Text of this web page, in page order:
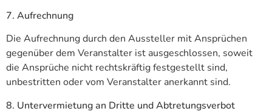
7. Aufrechnung
Die Aufrechnung durch den Aussteller mit Ansprüchen
gegenüber dem Veranstalter ist ausgeschlossen, soweit
die Ansprüche nicht rechtskräftig festgestellt sind,
unbestritten oder vom Veranstalter anerkannt sind.
8. Untervermietung an Dritte und Abtretungsverbot